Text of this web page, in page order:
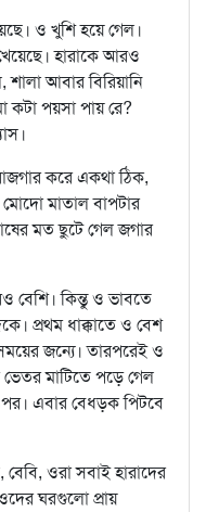
ও খুশি হয়ে গেল।
হারাকে আরও
আবার বিরিয়ানি
কটা পয়সা পায় রে?
করে একথা ঠিক,
মাতাল বাপটার
মত ছুটে গেল জগার
বেশি। কিন্তু ও ভাবতে
প্রথম ধাক্কাতে ও বেশ
জন্যে। তারপরেই ও
মাটিতে পড়ে গেল
এবার বেধড়ক পিটবে
বেবি, ওরা সবাই হারাদের
ঘরগুলো প্রায়